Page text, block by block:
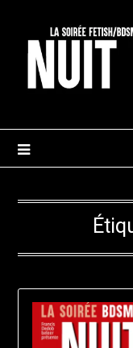
content